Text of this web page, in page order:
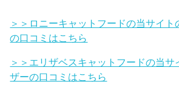
＞＞ロニーキャットフードの当サイト
の口コミはこちら
＞＞エリザベスキャットフードの当サ
ザーの口コミはこちら